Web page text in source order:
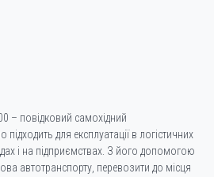
– повідковий самохідний
для експлуатації в логістичних
і на підприємствах. З його допомогою
автотранспорту, перевозити до місця